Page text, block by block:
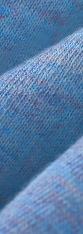
>
尘世浮
在高
中，
呼吸
是两
是通